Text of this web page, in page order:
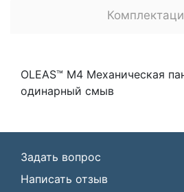
OLEAS™ M4 Механическая
одинарный смыв
Задать вопрос
Написать отзыв